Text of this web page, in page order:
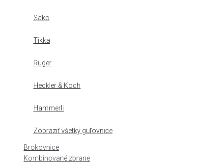
Sako
Tikka
Ruger
Heckler & Koch
Hammerli
Zobraziť všetky guľovnice
Brokovnice
Kombinované zbrane